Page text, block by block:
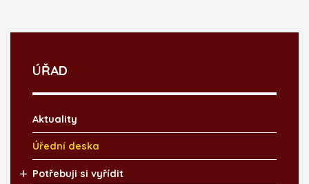
ÚŘAD
Aktuality
Úřední deska
Potřebuji si vyřídit